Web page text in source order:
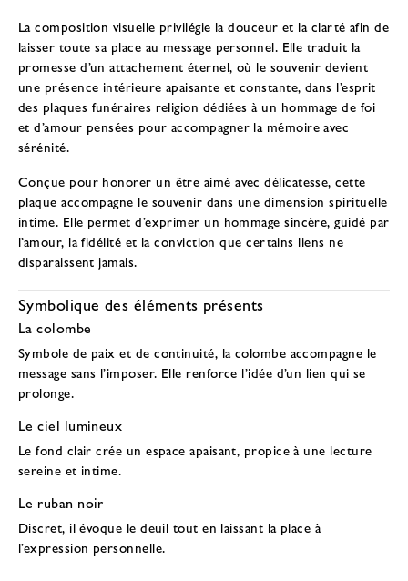
La composition visuelle privilégie la douceur et la clarté afin de
laisser toute sa place au message personnel. Elle traduit la
promesse d’un attachement éternel, où le souvenir devient
une présence intérieure apaisante et constante, dans l’esprit
des plaques funéraires religion dédiées à un hommage de foi
et d’amour pensées pour accompagner la mémoire avec
sérénité.
Conçue pour honorer un être aimé avec délicatesse, cette
plaque accompagne le souvenir dans une dimension spirituelle
intime. Elle permet d’exprimer un hommage sincère, guidé par
l’amour, la fidélité et la conviction que certains liens ne
disparaissent jamais.
Symbolique des éléments présents
La colombe
Symbole de paix et de continuité, la colombe accompagne le
message sans l’imposer. Elle renforce l’idée d’un lien qui se
prolonge.
Le ciel lumineux
Le fond clair crée un espace apaisant, propice à une lecture
sereine et intime.
Le ruban noir
Discret, il évoque le deuil tout en laissant la place à
l’expression personnelle.